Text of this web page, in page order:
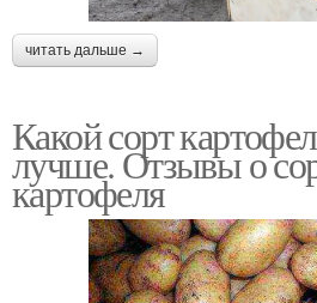
читать дальше →
Какой сорт
лучше. Отзывы о
картофеля